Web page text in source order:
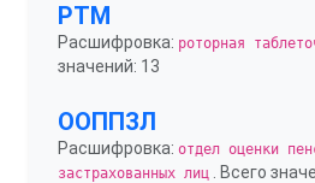
РТМ
Расшифровка: роторная
значений: 13
ООППЗЛ
Расшифровка: отдел оценки
застрахованных лиц . Всего